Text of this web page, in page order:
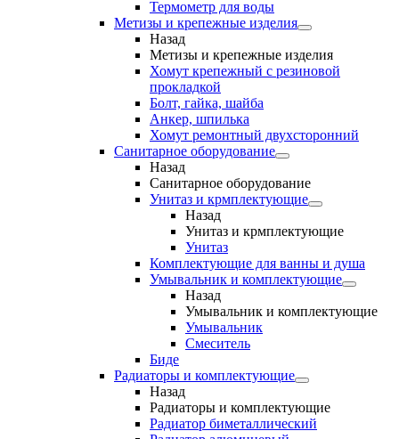
Термометр для воды
Метизы и крепежные изделия
Назад
Метизы и крепежные изделия
Хомут крепежный с резиновой
прокладкой
Болт, гайка, шайба
Анкер, шпилька
Хомут ремонтный двухсторонний
Санитарное оборудование
Назад
Санитарное оборудование
Унитаз и крмплектующие
Назад
Унитаз и крмплектующие
Унитаз
Комплектующие для ванны и душа
Умывальник и комплектующие
Назад
Умывальник и комплектующие
Умывальник
Смеситель
Биде
Радиаторы и комплектующие
Назад
Радиаторы и комплектующие
Радиатор биметаллический